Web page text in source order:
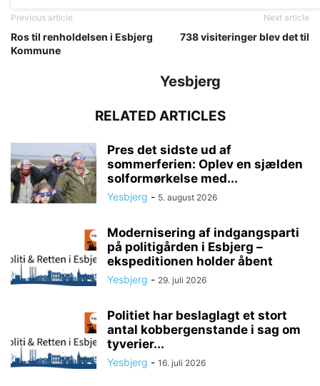
Previous article
Ros til renholdelsen i Esbjerg
Kommune
Next article
738 visiteringer blev det til
Yesbjerg
RELATED ARTICLES
Pres det sidste ud af
sommerferien: Oplev en sjælden
solformørkelse med...
Yesbjerg - 5. august 2026
Modernisering af indgangsparti
på politigården i Esbjerg –
ekspeditionen holder åbent
Yesbjerg - 29. juli 2026
Politiet har beslaglagt et stort
antal kobbergenstande i sag om
tyverier...
Yesbjerg - 16. juli 2026